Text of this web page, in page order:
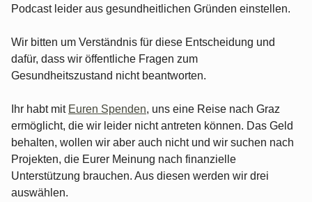
Podcast leider aus gesundheitlichen Gründen einstellen.
Wir bitten um Verständnis für diese Entscheidung und
dafür, dass wir öffentliche Fragen zum
Gesundheitszustand nicht beantworten.
Ihr habt mit Euren Spenden, uns eine Reise nach Graz
ermöglicht, die wir leider nicht antreten können. Das Geld
behalten, wollen wir aber auch nicht und wir suchen nach
Projekten, die Eurer Meinung nach finanzielle
Unterstützung brauchen. Aus diesen werden wir drei
auswählen.